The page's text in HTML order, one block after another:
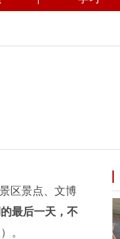
区景点、文博
最后一天， 不
。